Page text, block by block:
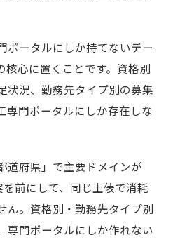
ポータルにしか持てないデー
核心に置くことです。資格別
状況、勤務先タイプ別の募集
門ポータルにしか存在しな
道府県」で主要ドメインが
前にして、同じ土俵で消耗
ん。資格別・勤務先タイプ別
専門ポータルにしか作れない